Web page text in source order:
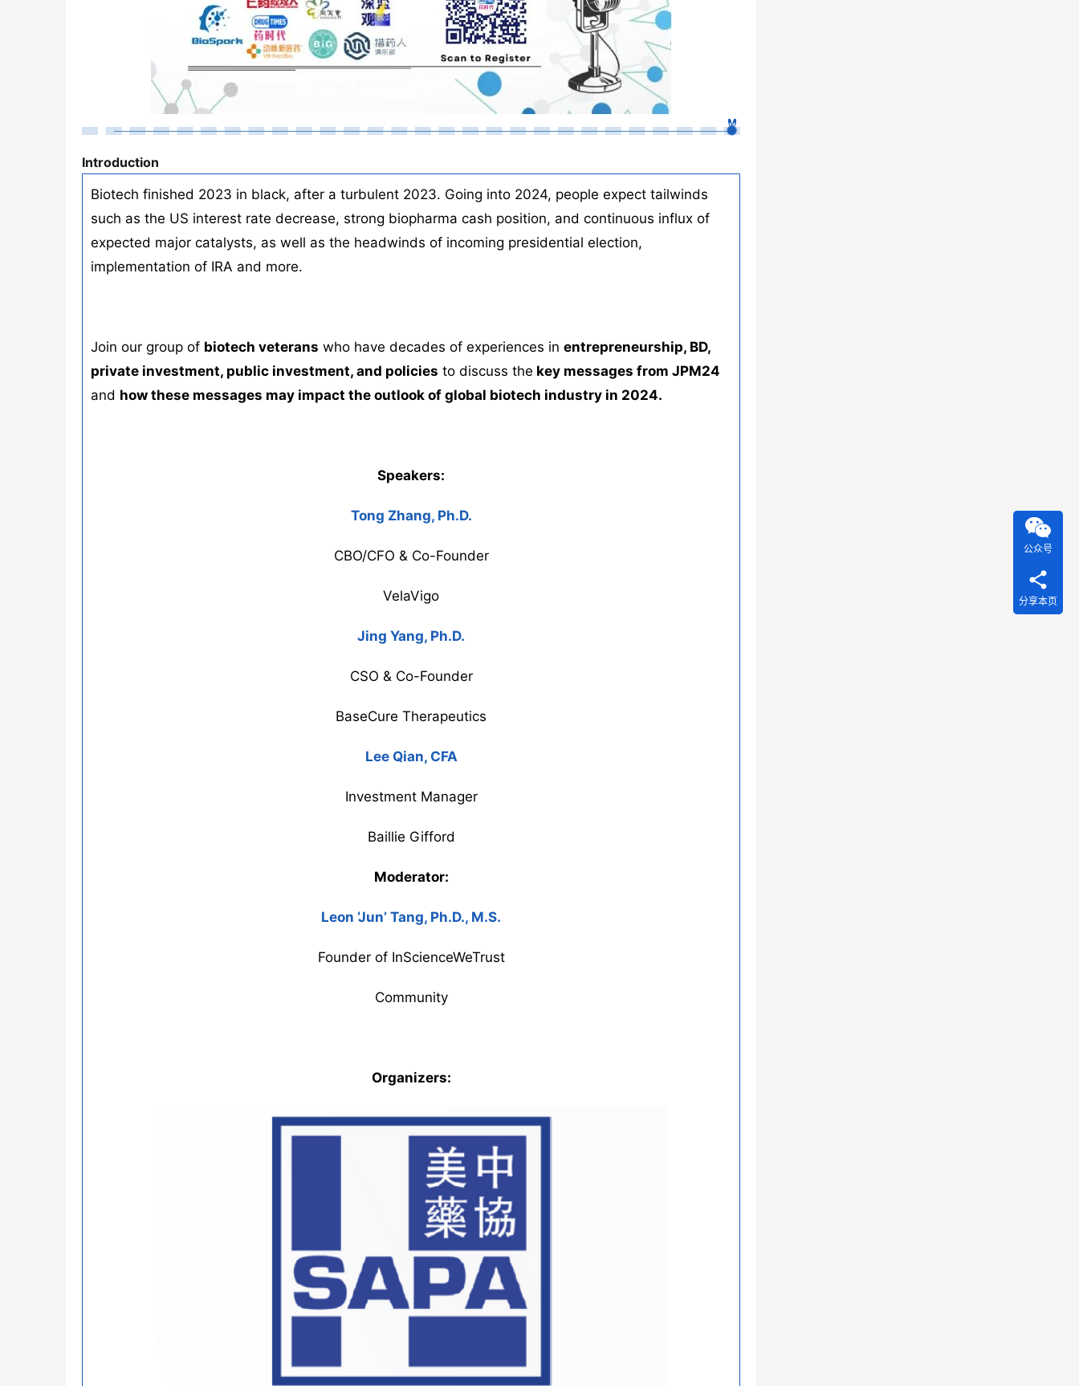
Introduction
Biotech finished 2023 in black, after a turbulent 2023. Going into 2024, people expect tailwinds
such as the US interest rate decrease, strong biopharma cash position, and continuous influx of
expected major catalysts, as well as the headwinds of incoming presidential election,
implementation of IRA and more.
Join our group of biotech veterans who have decades of experiences in entrepreneurship, BD,
private investment, public investment, and policies to discuss the key messages from JPM24
and how these messages may impact the outlook of global biotech industry in 2024.
Speakers:
Tong Zhang, Ph.D.
CBO/CFO & Co-Founder
VelaVigo
Jing Yang, Ph.D.
CSO & Co-Founder
BaseCure Therapeutics
Lee Qian, CFA
Investment Manager
Baillie Gifford
Moderator:
Leon ‘Jun’ Tang, Ph.D., M.S.
Founder of InScienceWeTrust
Community
Organizers:
公众号
分享本页